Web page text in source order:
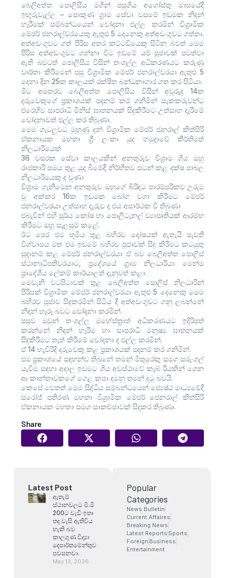
බෙලිඅත්ත පොලිසිය මගින් පසුගිය අගෝස්තු මාසයේදී
ඉඟුරුවැල්ල – පොකුණ ග්‍රාම සේවා වසමේ ඉඩමක නිදන්
හෑරීමක් සම්බන්ධයෙන් චෝදනා එල්ල කරමින් විශ්‍රාමික
මේජර් ජනරාල්වරයෙකු ඇතුළු 5 දෙනෙකු අත්අඩංගුවට ගත්තා.
අත්අඩංගුවට ගත් පිරිස අතර කට්ටඩියෙකු සිටින බවත් මෙම
පිරිස අත්අඩංගුවට ගන්නා විට ඉඩමේ යම් පූජාවක් පවත්වා
ඇති බවටත් පොලිසිය විසින් තංගල්ල අධිකරණයට කරුණු
වාර්තා කිරීමෙන් පසු විශ්‍රාමික මේජර් ජනරාල්වරයා ඇතුළු 5
දෙනා දින 25ක කාලයක් රක්ෂිත බන්ධනාගාර ගත කර සිටියා.
මීට අමතරව බෙලිඅත්ත පොලිසිය විසින් අවුරුදු 14ක
දරුවෙකුගේ ප්‍රකාශයක් පදනම් කර ගනිමින් සැකකරුවන්ට
එරෙහිව සාපරාධි මිනිස් ඝාතනයක් සිදුකිරීමට උත්සාහ දැරීමේ
චෝදනාවත් එල්ල කර තිබුණා.
මෙම ගැටලුවට මුහුණු දුන් විශ්‍රාමික මේජර් ජනරාල් කිත්සිරි
ඒකනායක මහතා ශ්‍රී ලංකා යුද හමුදාවේ කීර්තිමත්
නිලධාරියෙක්
36 වසරක සේවා කාලයකින් අනතුරුව විශ්‍රාම ගිය ඔහු
රාජකාරි සමය තුළ යුද බිමේදී නිර්භීතව සටන් කළ දක්ෂ පාබල
නිලධාරියෙකු ද වුණා
විශ්‍රාම ගැනීමෙන අනතුරුව ඔහුගේ බිරිඳට පාරම්පරිකව උරුම
වූ අක්කර 16ක ඉඩමක බෝග වගා කිරීමට මේජර්
ජනරාල්වරයා උත්සාහ දැරුව ද එය අසාර්ථක වී තිබුණා
එබැවින් එහි සූර්ය කෝෂ හා පොලිටැනල් ව්‍යාපෘතියක් ආරම්භ
කිරීමට ඔහු සැලසුම් කළේ.
ඊට පෙර එම භූමිය තුළ බහිරව දෝෂයක් ඇතැයි පැවති
විශ්වාසය මත එම ඉඩමේ බහිරව පූජාවක් සිදු කිරීමට කටයුතු
සූදානම් කළ මේජර් ජනරාල්වරයා ඒ බව බෙලිඅත්ත පොලිස්
ස්ථානාධිපතිවරයාට, ප්‍රදේශයේ ග්‍රාම නිලධාරියා මෙන්ම
ප්‍රාදේශීය ලේකම් කාර්යාලත් දැනුවත් කළා.
මෙවැනි වටපිටාවක් තුළ බෙලිඅත්ත පොලිස් නිලධාරින්
පිරිසක් විශ්‍රාමික මේජර් ජනරාල්වරයා ඇතුළු 5 දෙනෙකු මෙම
බහිරව පූජාව සිදුකරමින් සිටිය දී අත්අඩංගුවට ගනු ලබන්නේ
නිදන් හෑරූ බවට චෝදනා කරමින්.
පසුව ඔවුන් තංගල්ල මහේස්ත්‍රාත් අධිකරණයට ඉදිරිපත්
කරන්නේ නිදන් හෑරීම හා සාපරාධි මනුෂ්‍ය ඝාතනයක්
සිදුකිරීමට තැත් කිරීමේ චෝදනා ද එල්ල කරමින්.
ඒ 14 හැවිරිදි දරුවෙකු කළ ප්‍රකාශයක් පදනම් කර ගනිමින්.
එම ප්‍රකාශයේ සඳහන්ව තිබුනේ තමන් මිතුරෙකු සමග සරුංගල්
යැවීම සඳහා අදාල ඉඩමට ගිය අවස්ථාවේ කැබ් රියකින් ගෙන
ආ කාන්තාවකගේ ගෙළ කපා දමනු තමන් දුටු බවයි.
කෙසේ වෙතත් මෙම සිද්ධිය සම්බන්ධයෙන් ජ්‍යෙෂ්ඨ මාධ්‍යවේදී
සරෝජ් පතිරණ මහතා විශ්‍රාමික මේජර් ජෙනරාල් කිත්සිරි
ඒකනායක මහතා සමග සාකච්ඡාවක් සිදුකර තිබුණා.
Share
Latest Post
ඇතැම්
ස්ථානවලට මි.මි
200ට වැඩි ඉතා
තද වැසි ඇතිවිය
හැකි බව
කාලගුණ විද්‍යා
දෙපාර්තමේන්තුව
පවසනවා.
May 13, 2026
Popular
Categories
News Bulletin
Current Affaires
Breaking News
Latest Reports Sports
Foreign Business
Entertainment